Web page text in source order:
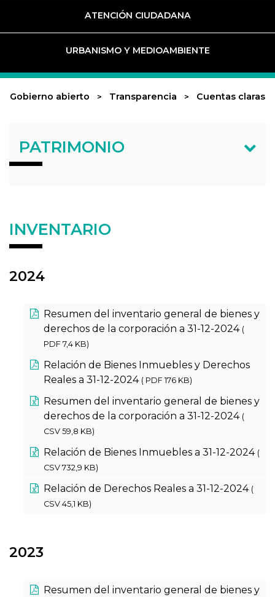
ATENCIÓN CIUDADANA
URBANISMO Y MEDIOAMBIENTE
Gobierno abierto Transparencia Cuentas claras
PATRIMONIO
INVENTARIO
2024
Resumen del inventario general de bienes y
derechos de la corporación a 31-12-2024 (
PDF 7,4 KB)
Relación de Bienes Inmuebles y Derechos
Reales a 31-12-2024 ( PDF 176 KB)
Resumen del inventario general de bienes y
derechos de la corporación a 31-12-2024 (
CSV 59,8 KB)
Relación de Bienes Inmuebles a 31-12-2024 (
CSV 732,9 KB)
Relación de Derechos Reales a 31-12-2024 (
CSV 45,1 KB)
2023
Resumen del inventario general de bienes y